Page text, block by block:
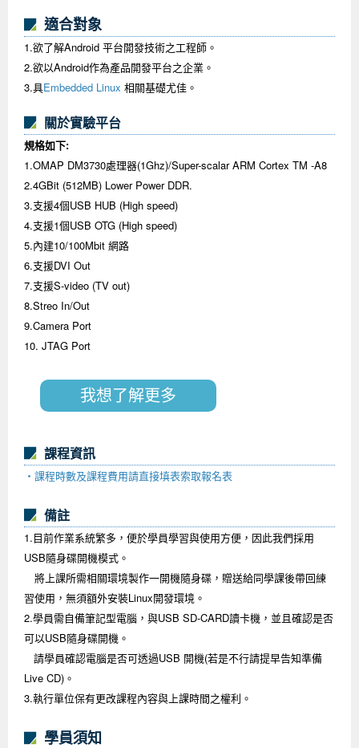
適合對象
1.欲了解Android 平台開發技術之工程師。
2.欲以Android作為產品開發平台之企業。
3.具Embedded Linux 相關基礎尤佳。
關於實驗平台
規格如下:
1.OMAP DM3730處理器(1Ghz)/Super-scalar ARM Cortex TM -A8
2.4GBit (512MB) Lower Power DDR.
3.支援4個USB HUB (High speed)
4.支援1個USB OTG (High speed)
5.內建10/100Mbit 網路
6.支援DVI Out
7.支援S-video (TV out)
8.Streo In/Out
9.Camera Port
10. JTAG Port
我想了解更多
課程資訊
‧ 課程時數及課程費用請直接填表索取報名表
備註
1.目前作業系統繁多，便於學員學習與使用方便，因此我們採用
USB隨身碟開機模式。
將上課所需相關環境製作一開機隨身碟，贈送給同學課後帶回練
習使用，無須額外安裝Linux開發環境。
2.學員需自備筆記型電腦，與USB SD-CARD讀卡機，並且確認是否
可以USB隨身碟開機。
請學員確認電腦是否可透過USB 開機(若是不行請提早告知準備
Live CD)。
3.執行單位保有更改課程內容與上課時間之權利。
學員須知